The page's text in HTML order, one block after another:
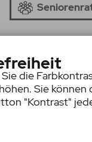
die
Sie können
"Kontrast"